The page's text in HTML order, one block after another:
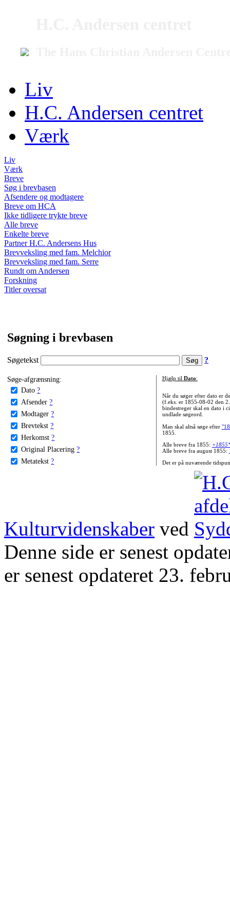
Liv
H.C. Andersen centret
Værk
Liv
Værk
Breve
Søg i brevbasen
Afsendere og modtagere
Breve om HCA
Ikke tidligere trykte breve
Alle breve
Enkelte breve
Partner H.C. Andersens Hus
Brevveksling med fam. Melchior
Brevveksling med fam. Serre
Rundt om Andersen
Forskning
Titler oversat
Søgning i brevbasen
Søgetekst ?
Søge-afgrænsning:
Dato ?
Afsender ?
Modtager ?
Brevtekst ?
Herkomst ?
Original Placering ?
Metatekst ?
Hjælp til Dato:
Når du søger efter dato er
(f.eks. er 1855-08-02 den
bindestreger skal en dato i
undlade søgeord.
Man skal altså søge efter
1855.
Alle breve fra 1855:
Alle breve fra august 1855:
Det er på nuværende
Kulturvidenskaber ved
Denne side er senest
er senest opdateret 23.